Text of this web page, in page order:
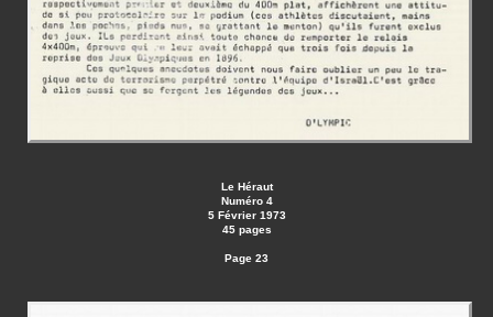
Le Héraut
Numéro 4
5 Février 1973
45 pages
Page 23